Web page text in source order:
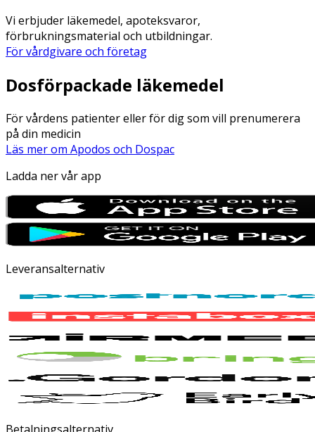
Vi erbjuder läkemedel, apoteksvaror,
förbrukningsmaterial och utbildningar.
För vårdgivare och företag
Dosförpackade läkemedel
För vårdens patienter eller för dig som vill prenumerera
på din medicin
Läs mer om Apodos och Dospac
Ladda ner vår app
Leveransalternativ